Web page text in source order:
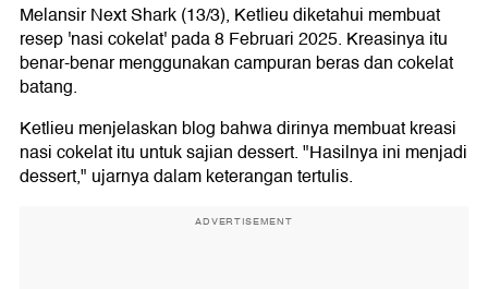
Melansir Next Shark (13/3), Ketlieu diketahui membuat
resep 'nasi cokelat' pada 8 Februari 2025. Kreasinya itu
benar-benar menggunakan campuran beras dan cokelat
batang.
Ketlieu menjelaskan blog bahwa dirinya membuat kreasi
nasi cokelat itu untuk sajian dessert. "Hasilnya ini menjadi
dessert," ujarnya dalam keterangan tertulis.
ADVERTISEMENT